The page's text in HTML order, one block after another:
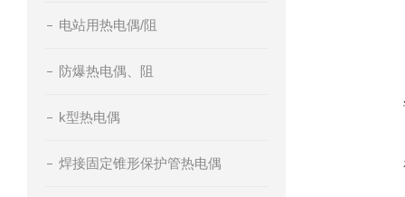
电站用热电偶/阻
防爆热电偶、阻
k型热电偶
焊接固定锥形保护管热电偶